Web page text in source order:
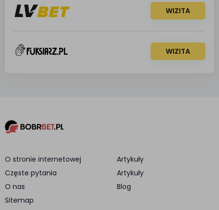
WIZITA
WIZITA
O stronie internetowej
Częste pytania
O nas
Sitemap
Artykuły
Artykuły
Blog